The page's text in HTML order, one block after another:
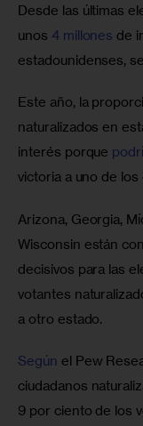
Desde las últimas
unos 4 millones de
estadounidenses,
Este año, la
naturalizados en
interés porque
victoria a uno de
Arizona, Georgia,
Wisconsin están
decisivos para las
votantes
a otro estado.
Según el Pew
ciudadanos
9 por ciento de los